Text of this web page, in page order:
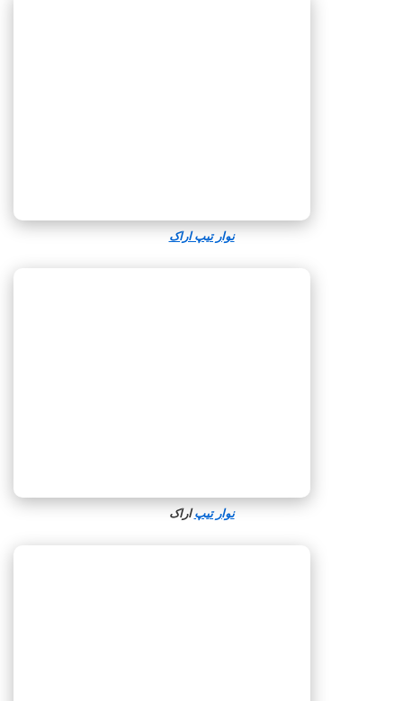
نوار تیپ اراک
نوار تیپاراک